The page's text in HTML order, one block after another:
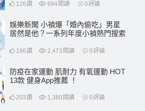
126讚 694 閱讀 0評論
娛樂新聞 小禎爆「婚內偷吃」男星
居然是他？一系列年度小禎熱門搜索
196讚 2,473 閱讀 0評論
防疫在家運動 肌耐力 有氧運動 HOT
13款 健身App推薦 ！
203讚 1,380 閱讀 0評論